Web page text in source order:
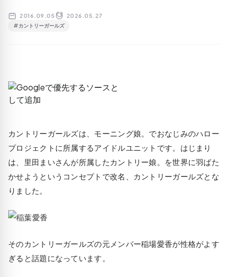
2016.09.05 2026.05.27
#カントリーガールズ
カントリーガールズは、モーニング娘。でおなじみのハロー
プロジェクトに所属するアイドルユニットです。はじまり
は、里田まいさんが所属したカントリー娘。を世界に羽ばた
かせようというコンセプトで改名、カントリーガールズとな
りました。
そのカントリーガールズの元メンバー稲場愛香が性格がよす
ぎると話題になっています。